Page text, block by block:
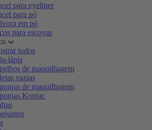
para eyeliner
para pó
em pó
para escovas
todos
lápis
de maquilhagem
vazias
de maquilhagem
Konjac